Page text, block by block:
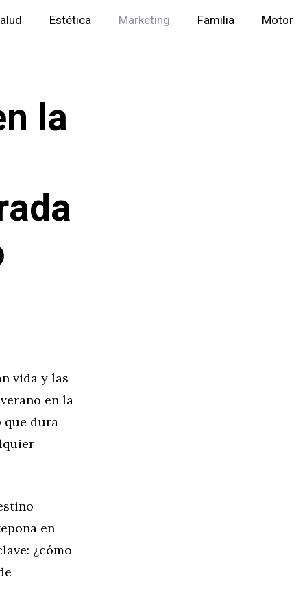
Estética Marketing Familia Motor
la
vida y las
en la
que dura
en
¿cómo